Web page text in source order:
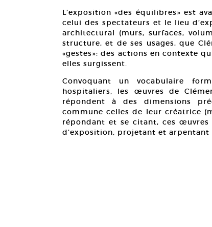
L’exposition «des équilibres» est
celui des spectateurs et le lieu
architectural (murs, surfaces,
structure, et de ses usages, que
«gestes»: des actions en contexte
elles surgissent.
Convoquant un vocabulaire
hospitaliers, les œuvres de
répondent à des dimensions
commune celles de leur créatrice
répondant et se citant, ces
d’exposition, projetant et